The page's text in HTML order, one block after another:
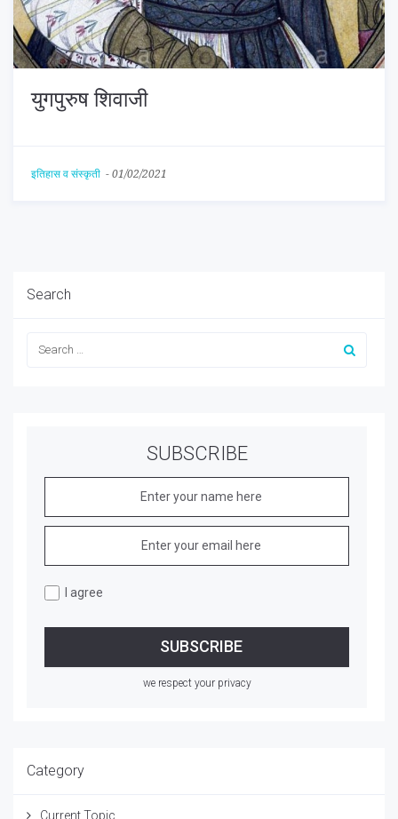
युगपुरुष शिवाजी
इतिहास व संस्कृती - 01/02/2021
Search
SUBSCRIBE
I agree
we respect your privacy
Category
Current Topic